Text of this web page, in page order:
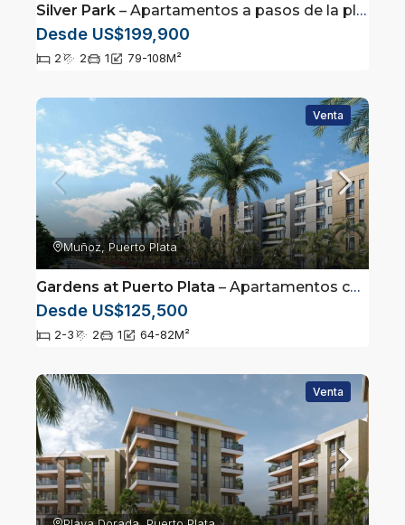
Silver Park – Apartamentos a pasos de la playa en Puerto Plata
Desde US$199,900
2 2 1 79-108M²
Venta
Muñoz, Puerto Plata
Gardens at Puerto Plata – Apartamentos con Club de playa en Puerto Plata
Desde US$125,500
2-3 2 1 64-82M²
Venta